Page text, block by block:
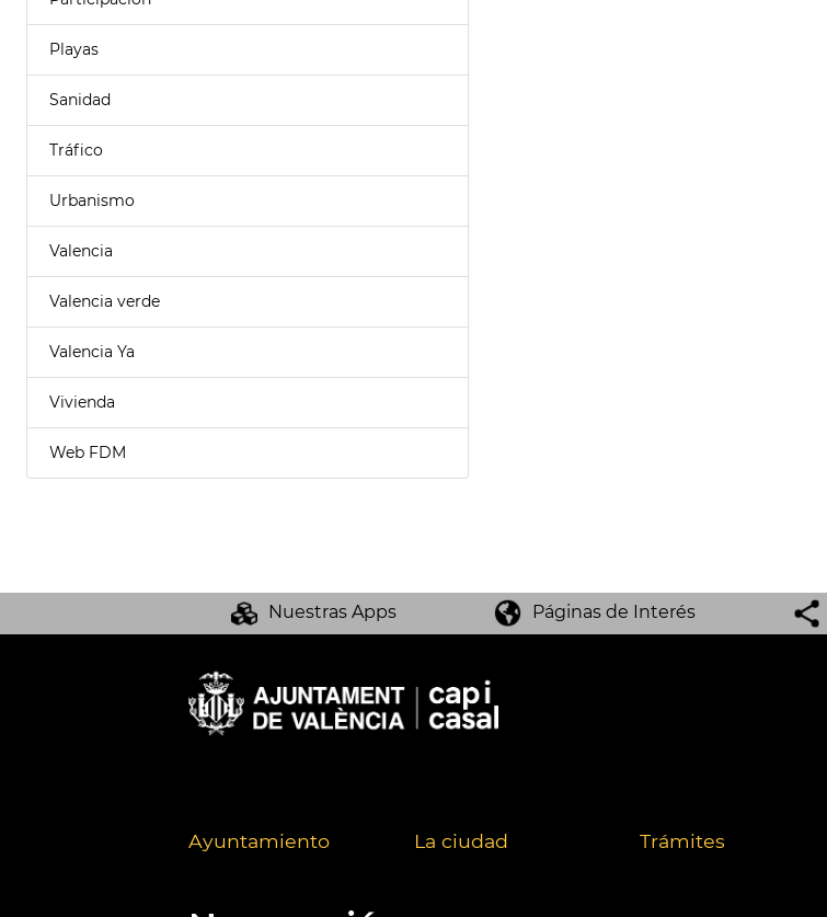
Playas
Sanidad
Tráfico
Urbanismo
Valencia
Valencia verde
Valencia Ya
Vivienda
Web FDM
Nuestras Apps Páginas de Interés
Ayuntamiento La ciudad Trámites